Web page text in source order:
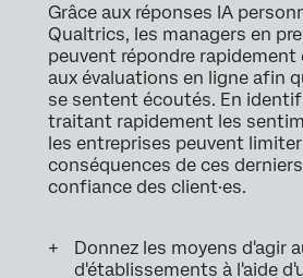
Grâce aux réponses IA
Qualtrics, les managers en
peuvent répondre
aux évaluations en ligne afin
se sentent écoutés. En
traitant rapidement les
les entreprises peuvent
conséquences de ces
confiance des client·es.
Donnez les moyens d'agir
d'établissements à l'aide